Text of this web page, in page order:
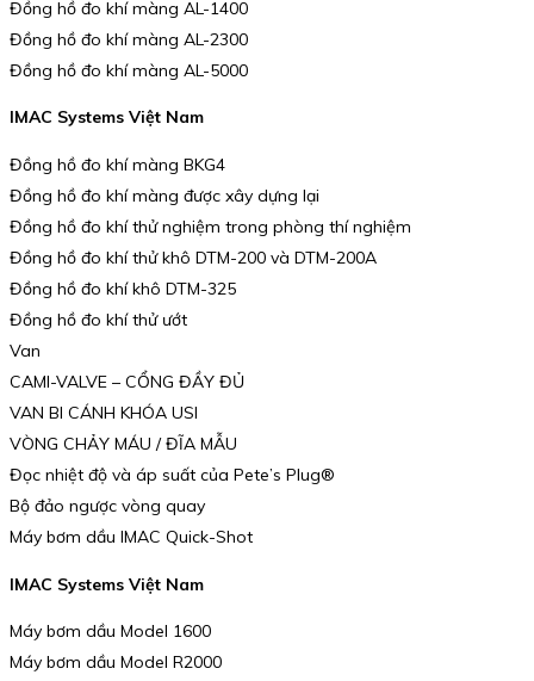
Đồng hồ đo khí màng AL-1400
Đồng hồ đo khí màng AL-2300
Đồng hồ đo khí màng AL-5000
IMAC Systems Việt Nam
Đồng hồ đo khí màng BKG4
Đồng hồ đo khí màng được xây dựng lại
Đồng hồ đo khí thử nghiệm trong phòng thí nghiệm
Đồng hồ đo khí thử khô DTM-200 và DTM-200A
Đồng hồ đo khí khô DTM-325
Đồng hồ đo khí thử ướt
Van
CAMI-VALVE – CỔNG ĐẦY ĐỦ
VAN BI CÁNH KHÓA USI
VÒNG CHẢY MÁU / ĐĨA MẪU
Đọc nhiệt độ và áp suất của Pete’s Plug®
Bộ đảo ngược vòng quay
Máy bơm dầu IMAC Quick-Shot
IMAC Systems Việt Nam
Máy bơm dầu Model 1600
Máy bơm dầu Model R2000